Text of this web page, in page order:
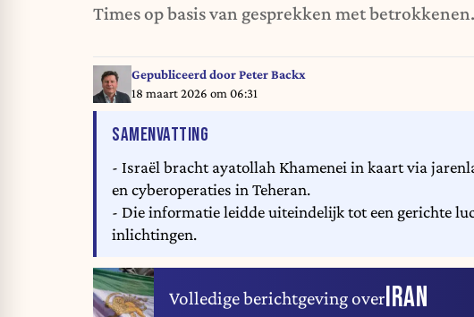
Times op basis van gesprekken met betrokkenen.
Gepubliceerd doorPeter Backx
18 maart 2026 om 06:31
SAMENVATTING
- Israël bracht ayatollah Khamenei in kaart via
en cyberoperaties in Teheran.
- Die informatie leidde uiteindelijk tot een gerichte
inlichtingen.
Volledige berichtgeving overIRAN